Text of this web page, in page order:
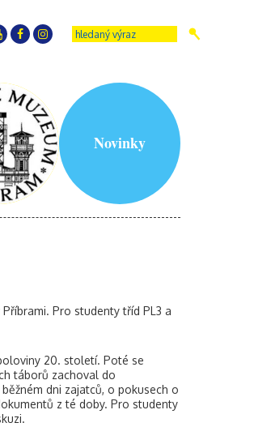
Novinky
Pro studenty tříd PL3 a
20. století. Poté se
táborů zachoval do
dni zajatců, o pokusech o
z té doby. Pro studenty